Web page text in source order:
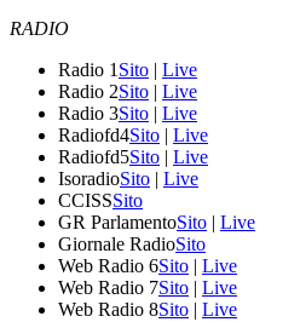
RADIO
Radio 1 Sito | Live
Radio 2Sito | Live
Radio 3Sito | Live
Radiofd4Sito | Live
Radiofd5Sito | Live
IsoradioSito | Live
CCISSSito
GR ParlamentoSito | Live
Giornale RadioSito
Web Radio 6Sito | Live
Web Radio 7Sito | Live
Web Radio 8Sito | Live